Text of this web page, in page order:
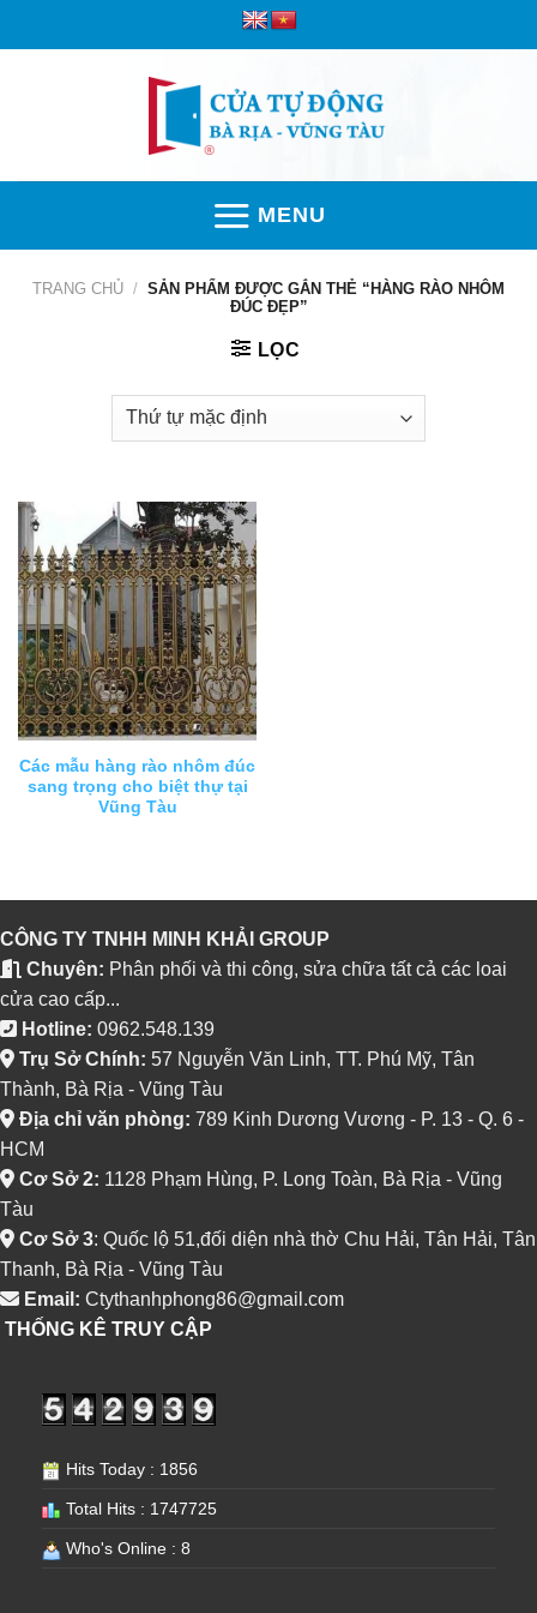
MENU
TRANG CHỦ / SẢN PHẨM ĐƯỢC GẮN THẺ “HÀNG RÀO NHÔM
ĐÚC ĐẸP”
LỌC
Các mẫu hàng rào nhôm đúc
sang trọng cho biệt thự tại
Vũng Tàu
CÔNG TY TNHH MINH KHẢI GROUP
Chuyên: Phân phối và thi công, sửa chữa tất cả các loai
cửa cao cấp...
Hotline: 0962.548.139
Trụ Sở Chính: 57 Nguyễn Văn Linh, TT. Phú Mỹ, Tân
Thành, Bà Rịa - Vũng Tàu
Địa chỉ văn phòng: 789 Kinh Dương Vương - P. 13 - Q. 6 -
HCM
Cơ Sở 2: 1128 Phạm Hùng, P. Long Toàn, Bà Rịa - Vũng
Tàu
Cơ Sở 3: Quốc lộ 51,đối diện nhà thờ Chu Hải, Tân Hải, Tân
Thanh, Bà Rịa - Vũng Tàu
Email: Ctythanhphong86@gmail.com
THỐNG KÊ TRUY CẬP
Hits Today : 1856
Total Hits : 1747725
Who's Online : 8